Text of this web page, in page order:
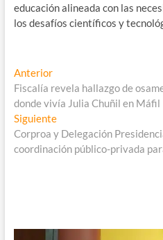
educación alineada con las
los desafíos científicos y
Navegación
de
entradas
AnteriorEntrada
anterior:
Fiscalía revela hallazgo de
donde vivía Julia Chuñil en Máfil
SiguienteEntrada
siguiente:
Corproa y Delegación
coordinación público-privada